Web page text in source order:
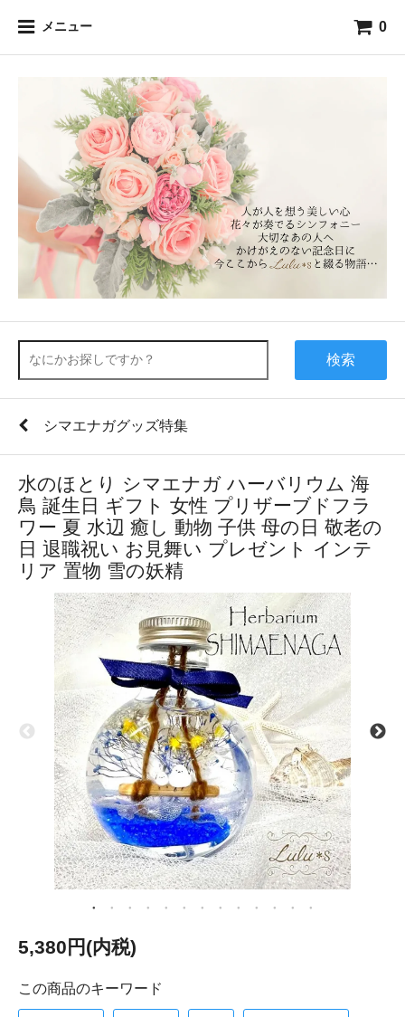
メニュー 0
検索
シマエナガグッズ特集
水のほとり シマエナガ ハーバリウム 海
鳥 誕生日 ギフト 女性 プリザーブドフラ
ワー 夏 水辺 癒し 動物 子供 母の日 敬老の
日 退職祝い お見舞い プレゼント インテ
リア 置物 雪の妖精
5,380円(内税)
この商品のキーワード